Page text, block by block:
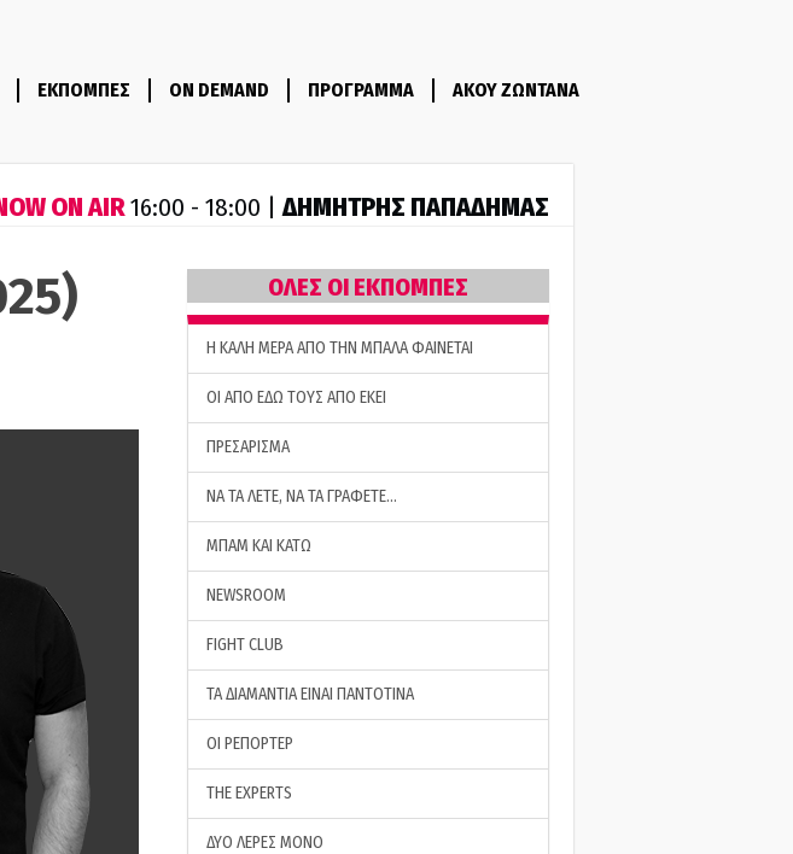
ΕΚΠΟΜΠΕΣ ON DEMAND ΠΡΟΓΡΑΜΜΑ ΑΚΟΥ ΖΩΝΤΑΝΑ
ON AIR16:00 - 18:00 |ΔΗΜΗΤΡΗΣ ΠΑΠΑΔΗΜΑΣ
ΟΛΕΣ ΟΙ ΕΚΠΟΜΠΕΣ
H ΚΑΛΗ ΜΕΡΑ ΑΠΟ ΤΗΝ ΜΠΑΛΑ ΦΑΙΝΕΤΑΙ
ΟΙ ΑΠΟ ΕΔΩ ΤΟΥΣ ΑΠΟ ΕΚΕΙ
ΠΡΕΣΑΡΙΣΜΑ
ΝΑ ΤΑ ΛΕΤΕ, ΝΑ ΤΑ ΓΡΑΦΕΤΕ…
ΜΠΑΜ ΚΑΙ ΚΑΤΩ
NEWSROOM
FIGHT CLUB
ΤΑ ΔΙΑΜΑΝΤΙΑ ΕΙΝΑΙ ΠΑΝΤΟΤΙΝΑ
ΟΙ ΡΕΠΟΡΤΕΡ
THE EXPERTS
ΔΥΟ ΛΕΡΕΣ ΜΟΝΟ